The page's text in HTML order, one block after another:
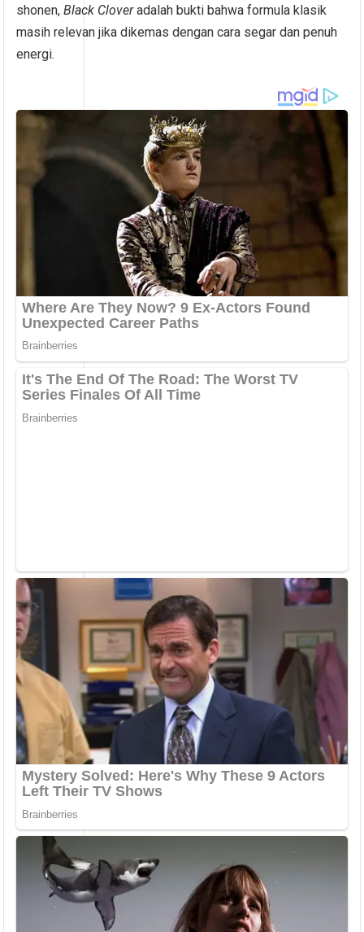
shonen,Black Cloveradalah bukti bahwa formula klasik
masih relevan jika dikemas dengan cara segar dan penuh
energi.